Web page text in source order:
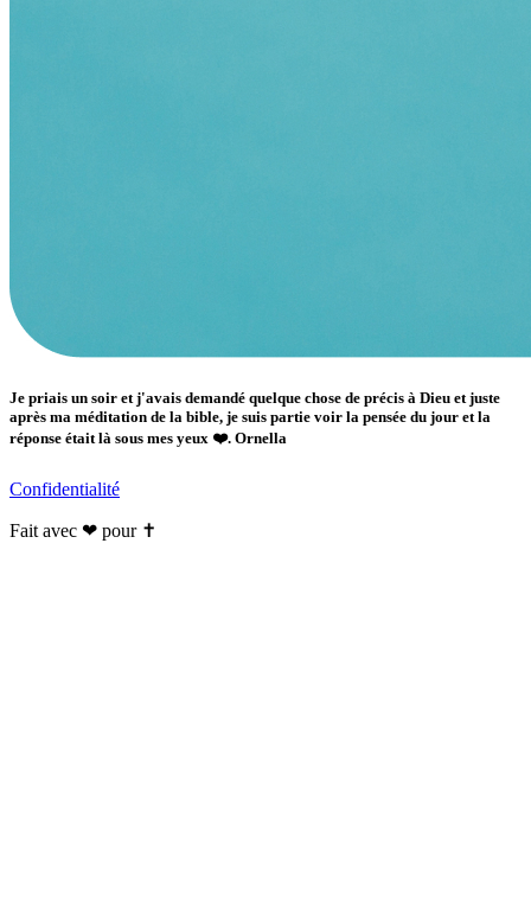
Je priais un soir et j'avais demandé quelque chose de précis à Dieu et juste
après ma méditation de la bible, je suis partie voir la pensée du jour et la
réponse était là sous mes yeux ❤️. Ornella
Confidentialité
Fait avec ❤ pour ✝️️